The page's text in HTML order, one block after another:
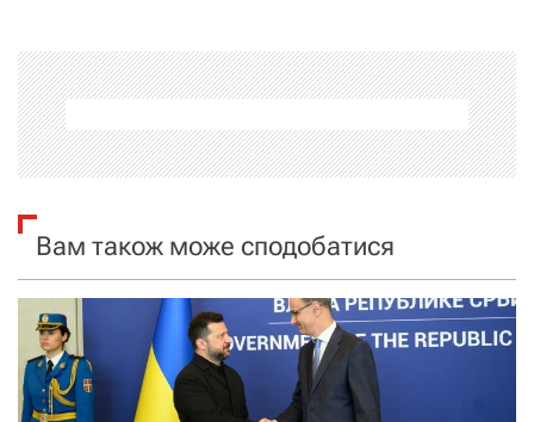
а
ц
і
я
з
п
Вам також може сподобатися